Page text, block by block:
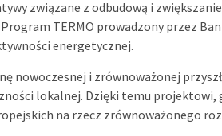
związane z odbudową i
TERMO prowadzony przez
energetycznej.
nowoczesnej i zrównoważonej
lokalnej. Dzięki temu projektowi,
na rzecz zrównoważonego